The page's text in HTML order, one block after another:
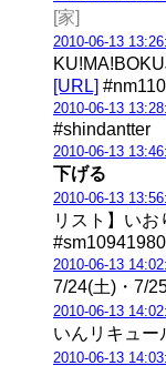
[家]
2010-06-13
[URL]
2010-06-13
#shindantter
2010-06-13
下げる
2010-06-13
リスト】い
#sm10941980
2010-06-13
7/24(土)・7/
2010-06-13
いんリキュー
2010-06-13